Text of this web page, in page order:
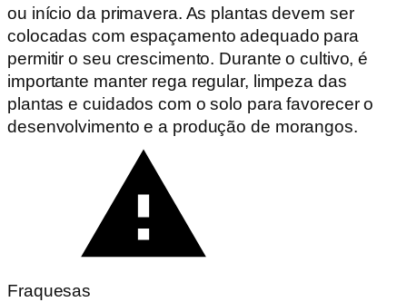
ou início da primavera. As plantas devem ser
colocadas com espaçamento adequado para
permitir o seu crescimento. Durante o cultivo, é
importante manter rega regular, limpeza das
plantas e cuidados com o solo para favorecer o
desenvolvimento e a produção de morangos.
Fraquesas